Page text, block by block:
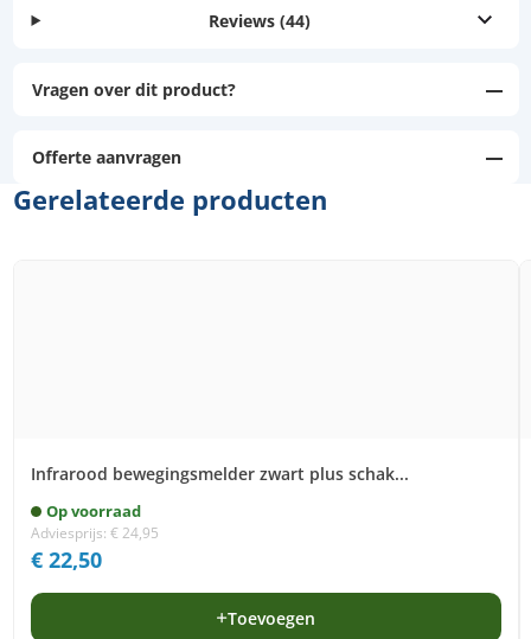
Reviews (44)
Vragen over dit product?
Offerte aanvragen
Gerelateerde producten
Infrarood bewegingsmelder zwart plus schak...
Op voorraad
Adviesprijs: €24,95
€22,50
Toevoegen